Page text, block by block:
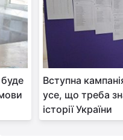
Вступна
усе, що треба
історії України